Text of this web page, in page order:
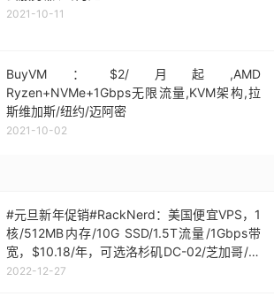
2021-10-11
BuyVM：$2/月起,AMD
Ryzen+NVMe+1Gbps无限流量,KVM架构,拉
斯维加斯/纽约/迈阿密
2021-10-02
#元旦新年促销#RackNerd：美国便宜VPS，1
核/512MB内存/10G SSD/1.5T流量/1Gbps带
宽，$10.18/年，可选洛杉矶DC-02/芝加哥/达
拉斯/新泽西/亚特兰大/圣何塞/西雅图/纽约机
2022-12-27